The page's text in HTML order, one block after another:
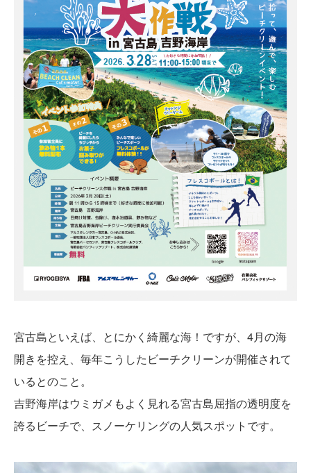
宮古島といえば、とにかく綺麗な海！ですが、4月の海
開きを控え、毎年こうしたビーチクリーンが開催されて
いるとのこと。
吉野海岸はウミガメもよく見れる宮古島屈指の透明度を
誇るビーチで、スノーケリングの人気スポットです。